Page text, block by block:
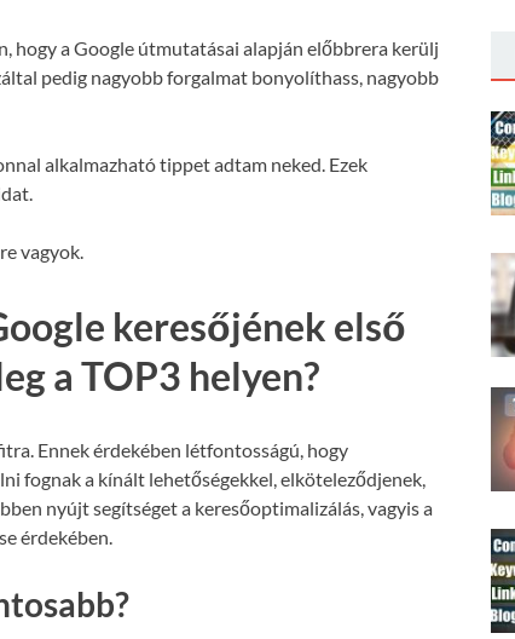
hogy a Google útmutatásai alapján előbbrera kerülj
pedig nagyobb forgalmat bonyolíthass, nagyobb
alkalmazható tippet adtam neked. Ezek
vagyok.
keresőjének első
a TOP3 helyen?
Ennek érdekében létfontosságú, hogy
fognak a kínált lehetőségekkel, elköteleződjenek,
nyújt segítséget a keresőoptimalizálás, vagyis a
érdekében.